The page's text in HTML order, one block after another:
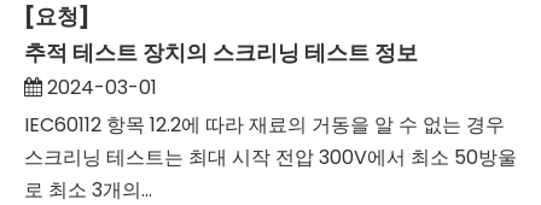
[요청]
추적 테스트 장치의 스크리닝 테스트 정보
2024-03-01
IEC60112 항목 12.2에 따라 재료의 거동을 알 수 없는 경우
스크리닝 테스트는 최대 시작 전압 300V에서 최소 50방울
로 최소 3개의...